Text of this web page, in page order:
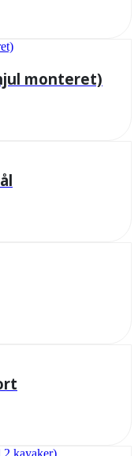
monteret)